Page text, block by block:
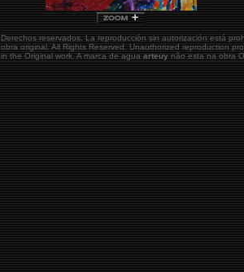
Derechos reservados. La reproducción sin autorización está
obra original.All Rights Reserved. Unauthorized reproduction
in the Original work. A marca de aguaarteuynão esta na obra